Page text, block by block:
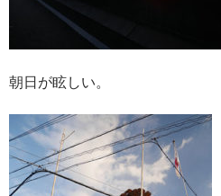
朝日が眩しい。